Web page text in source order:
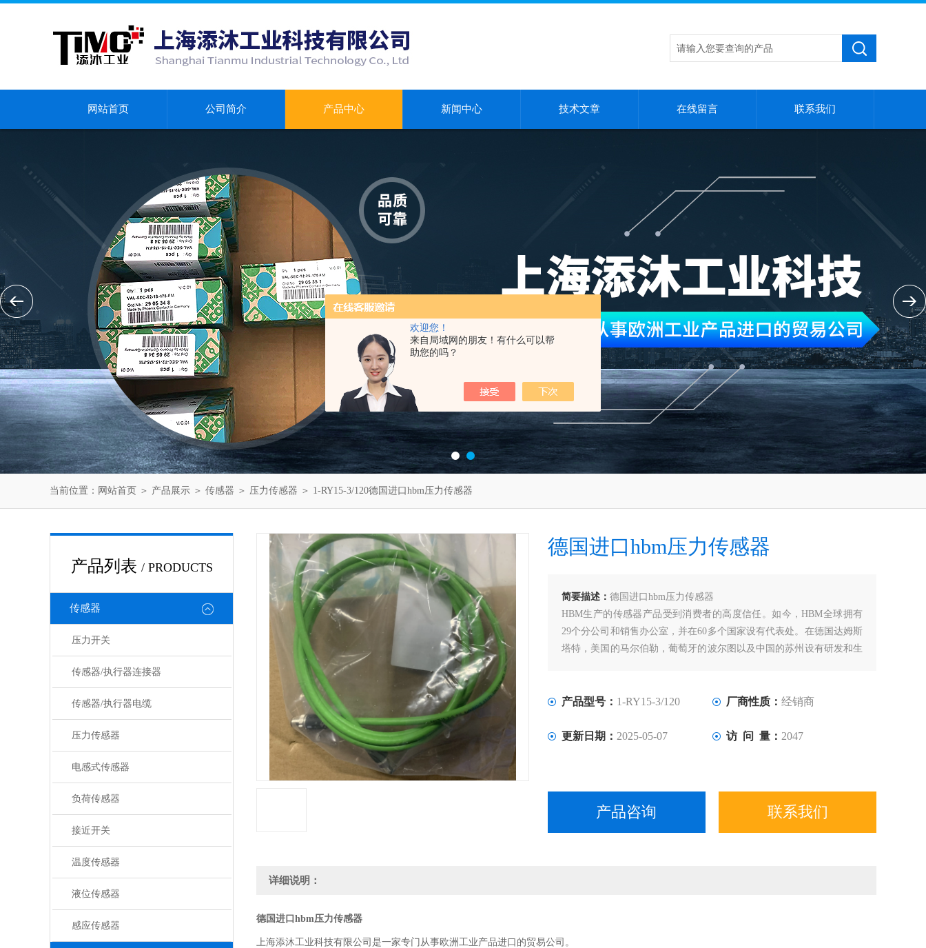
欢迎您！
来自局域网的朋友！有什么可以帮
助您的吗？
网站首页 公司简介 产品中心 新闻中心 技术文章 在线留言 联系我们
当前位置： 网站首页 ＞ 产品展示 ＞ 传感器 ＞ 压力传感器 ＞ 1-RY15-3/120德国进口hbm压力传感器
产品列表 / PRODUCTS
传感器
压力开关
传感器/执行器连接器
传感器/执行器电缆
压力传感器
电感式传感器
负荷传感器
接近开关
温度传感器
液位传感器
感应传感器
德国进口hbm压力传感器
简要描述： 德国进口hbm压力传感器
HBM生产的传感器产品受到消费者的高度信任。如今，HBM全球拥有
29个分公司和销售办公室，并在60多个国家设有代表处。在德国达姆斯
塔特，美国的马尔伯勒，葡萄牙的波尔图以及中国的苏州设有研发和生
产品型号： 1-RY15-3/120 厂商性质： 经销商
更新日期： 2025-05-07 访 问 量： 2047
产品咨询 联系我们
详细说明：
德国进口hbm压力传感器
上海添沐工业科技有限公司是一家专门从事欧洲工业产品进口的贸易公司。